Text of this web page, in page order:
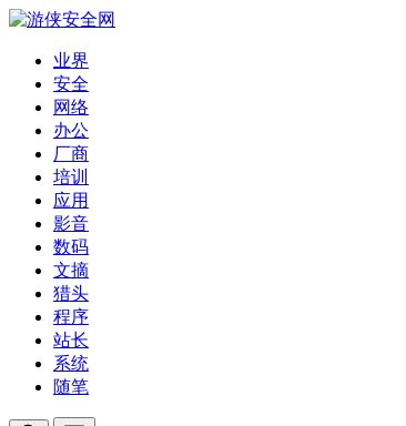
业界
安全
网络
办公
厂商
培训
应用
影音
数码
文摘
猎头
程序
站长
系统
随笔